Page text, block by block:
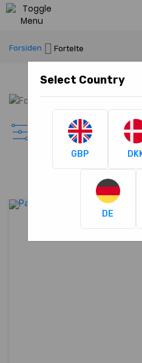
Select Country
GBP
DE
Forsiden Fortelte
Fortelte